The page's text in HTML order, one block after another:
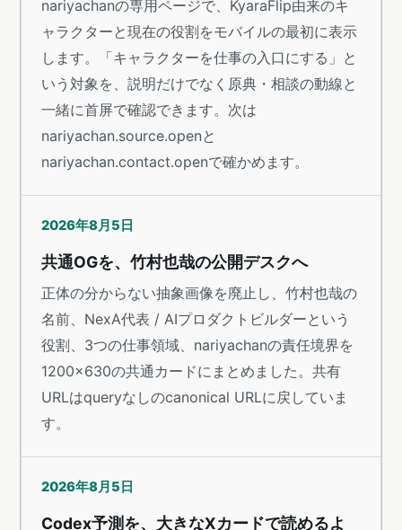
nariyachanの専用ページで、KyaraFlip由来のキ
ャラクターと現在の役割をモバイルの最初に表示
します。「キャラクターを仕事の入口にする」と
いう対象を、説明だけでなく原典・相談の動線と
一緒に首屏で確認できます。次は
nariyachan.source.openと
nariyachan.contact.openで確かめます。
2026年8月5日
共通OGを、竹村也哉の公開デスクへ
正体の分からない抽象画像を廃止し、竹村也哉の
名前、NexA代表 / AIプロダクトビルダーという
役割、3つの仕事領域、nariyachanの責任境界を
1200×630の共通カードにまとめました。共有
URLはqueryなしのcanonical URLに戻していま
す。
2026年8月5日
Codex予測を、大きなXカードで読めるよ